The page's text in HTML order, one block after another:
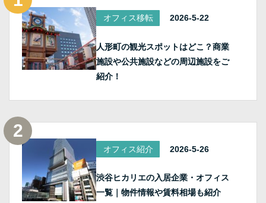
オフィス移転 2026-5-22
人形町の観光スポットはどこ？商業
施設や公共施設などの周辺施設をご
紹介！
オフィス紹介 2026-5-26
渋谷ヒカリエの入居企業・オフィス
一覧｜物件情報や賃料相場も紹介